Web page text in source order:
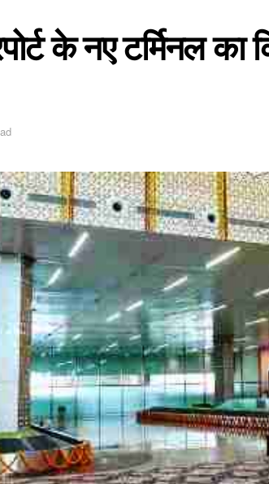
के नए टर्मिनल